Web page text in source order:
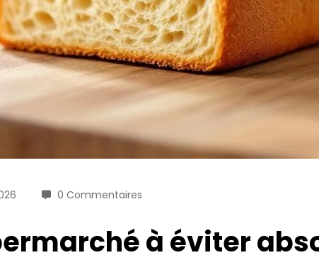
0 Commentaires
à éviter